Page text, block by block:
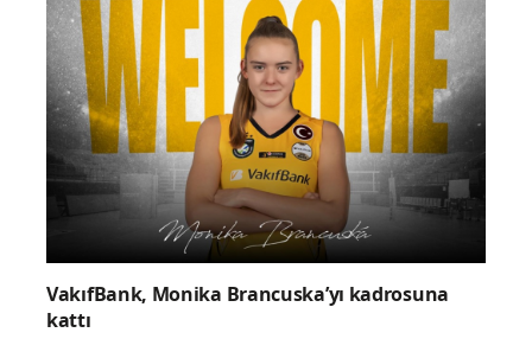
VakıfBank, Monika Brancuska’yı kadrosuna
kattı